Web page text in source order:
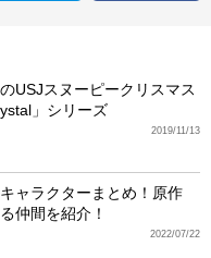
USJスヌーピークリスマス
」シリーズ
2019/11/13
ャラクターまとめ！原作
仲間を紹介！
2022/07/22